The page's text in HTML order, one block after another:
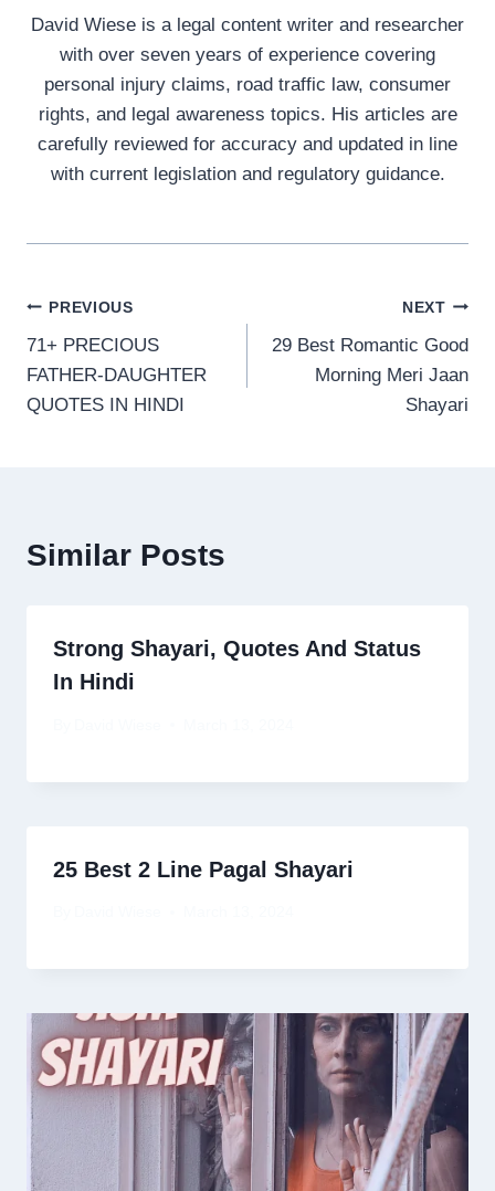
David Wiese is a legal content writer and researcher
with over seven years of experience covering
personal injury claims, road traffic law, consumer
rights, and legal awareness topics. His articles are
carefully reviewed for accuracy and updated in line
with current legislation and regulatory guidance.
Post
navigation
PREVIOUS
71+ PRECIOUS
FATHER-DAUGHTER
QUOTES IN HINDI
NEXT
29 Best Romantic Good
Morning Meri Jaan
Shayari
Similar Posts
Strong Shayari, Quotes And Status
In Hindi
25 Best 2 Line Pagal Shayari